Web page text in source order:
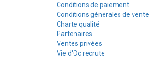
Conditions de paiement
Conditions générales de vente
Charte qualité
Partenaires
Ventes privées
Vie d'Oc recrute